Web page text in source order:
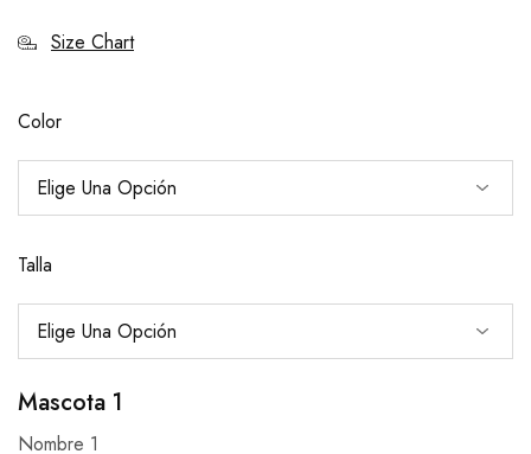
Size Chart
Color
Talla
Mascota 1
Nombre 1